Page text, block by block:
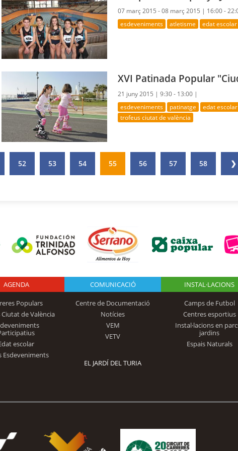
07 març 2015 - 08 març 2015 | 16:00 -
esdeveniments atletisme edat escolar
XVI Patinada Popular
21 juny 2015 |9:30 - 13:00 |
esdeveniments patinatge edat escolar
trofeus ciutat de valència
52 53 54 55 56 57 58 ❯
Logo Fundación
Trinidad Alfonso
AGENDA
Populars
de València
escolar
Esdeveniments
COMUNICACIÓ
Centre de Documentació
Notícies
VEM
VETV
INSTAL·LACIONS
Camps de Futbol
Centres esportius
Instal·lacions en
jardins
Espais Naturals
EL JARDÍ DEL TURIA